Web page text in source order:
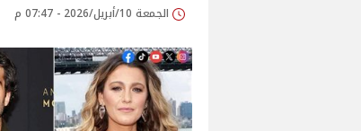
الجمعة 10/أبريل/2026 - 07:47 م